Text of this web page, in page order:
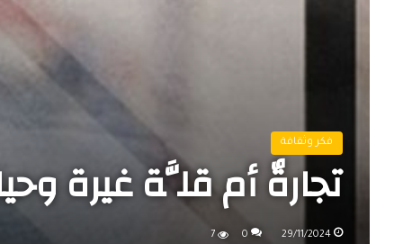
فكر وثقافة
تجارةٌ أم قلَّة غيرة
29/11/2024
0
7